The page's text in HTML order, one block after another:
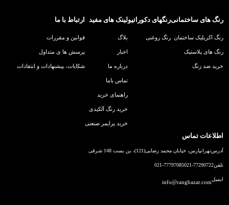
رنگ های ساختمانی
رنگ اکریلیک ساختمان
رنگ های پلاستیک
خرید ضد زنگ
رنگهای دکوراتیو
رنگ روغنی
لینک های مفید
بلاگ
اخبار
درباره ما
تماس باما
راهنمای خرید
خرید رنگ آلکیدی
خرید پرایمر صنعتی
ارتباط با ما
قوانین و مقررات
پرسش ها ی متداول
شکایات، پیشنهادات و انتقادات
اطلاعات تماس
آدرستهرانپارس، خیابان محمد رضایی(121)، بن بست 148 شرقی
تلفن021-77290722
021-77797085
ایمیلinfo@rangbazar.com